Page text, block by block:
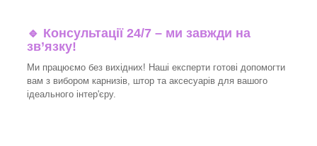
🔹 Консультації 24/7 – ми завжди на
зв’язку!
Ми працюємо без вихідних! Наші експерти готові допомогти
вам з вибором карнизів, штор та аксесуарів для вашого
ідеального інтер'єру.